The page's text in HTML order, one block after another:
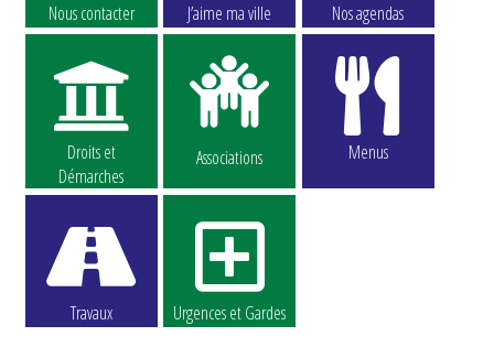
Nous contacter J’aime ma ville Nos agendas
Droits et
Démarches
Associations Menus
Travaux Urgences et Gardes